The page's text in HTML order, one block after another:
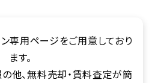
専用ページをご用意しており
ます。
他、無料売却・賃料査定が簡